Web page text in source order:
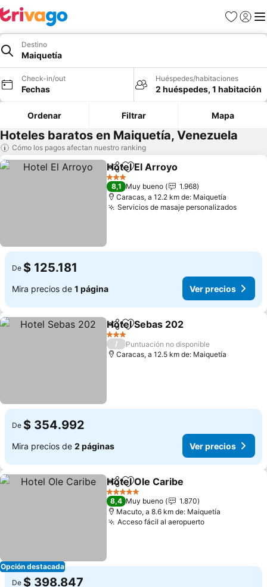
Favoritos
Iniciar
Destino
Maiquetía
Check-in/out
Fechas
Huéspedes/habitaciones
2 huéspedes, 1 habitación
Ordenar Filtrar Mapa
Hoteles baratos en Maiquetía, Venezuela
Cómo los pagos afectan nuestro ranking
CompartirAgregar a favoritos
Hotel El Arroyo
3 Estrellas
8,1 Muy bueno
1.968
Caracas, a 12.2 km de: Maiquetía
Servicios de masaje personalizadosVer
De $ 125.181
Mira precios de 1 página Ver precios
CompartirAgregar a favoritos
Hotel Sebas 202
3 Estrellas
/
Puntuación no disponible
Caracas, a 12.5 km de: Maiquetía
De $ 354.992
Mira precios de 2 páginas Ver precios
Opción destacada
CompartirAgregar a favoritos
Hotel Ole Caribe
5 Estrellas
8,4 Muy bueno
1.870
Macuto, a 8.6 km de: Maiquetía
Acceso fácil al aeropuertoVer precios
De $ 398.847